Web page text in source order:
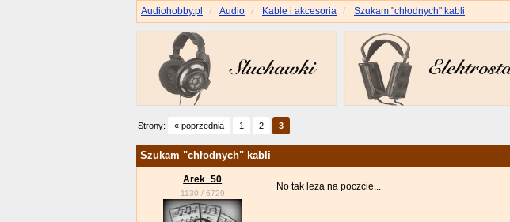
Audiohobby.pl Audio Kable i akcesoria Szukam "chłodnych" kabli
Strony: « poprzednia 1 2 3
Szukam "chłodnych" kabli
Arek_50
1130 / 6729
No tak leza na poczcie...